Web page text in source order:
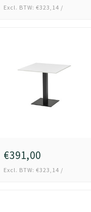
Excl. BTW: €323,14 /
€391,00
Excl. BTW: €323,14 /